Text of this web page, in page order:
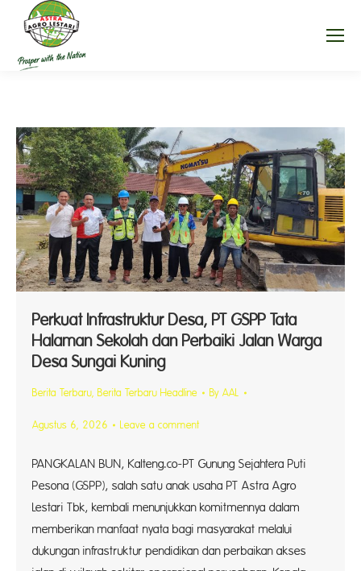
Perkuat Infrastruktur Desa, PT GSPP Tata
Halaman Sekolah dan Perbaiki Jalan Warga
Desa Sungai Kuning
Berita Terbaru, Berita Terbaru Headline By AAL
Agustus 6, 2026 Leave a comment
PANGKALAN BUN, Kalteng.co-PT Gunung Sejahtera Puti
Pesona (GSPP), salah satu anak usaha PT Astra Agro
Lestari Tbk, kembali menunjukkan komitmennya dalam
memberikan manfaat nyata bagi masyarakat melalui
dukungan infrastruktur pendidikan dan perbaikan akses